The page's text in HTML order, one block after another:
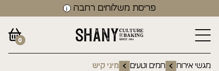
פריסת משלוחים רחבה
0
מגשי אירוח חמים וטעים מיני קיש